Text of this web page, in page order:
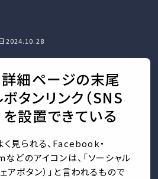
2024.10.28
細ページの末尾
タンリンク（SNS
を設置できている
見られる、Facebook・
のアイコンは、「ソーシャル
アボタン）」と言われるもので